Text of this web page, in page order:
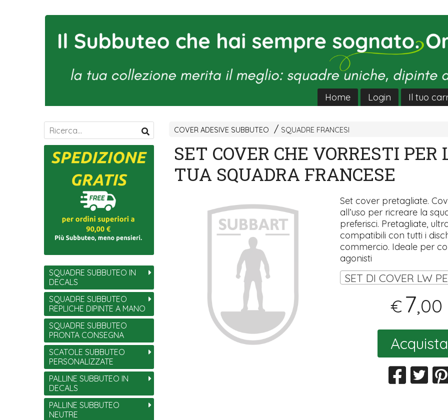
Home Login Il tuo
COVER ADESIVE SUBBUTEO SQUADRE FRANCESI
SET COVER CHE VORRESTI PER
TUA SQUADRA FRANCESE
Set cover pretagliate.
all’uso per ricreare la
preferisci. Pretagliate,
compatibili con tutti i
commercio. Ideale per
agonisti
€ 7,00
Acquista
SQUADRE SUBBUTEO IN
DECALS
SQUADRE SUBBUTEO
REPLICHE DIPINTE A MANO
SQUADRE SUBBUTEO
PRONTA CONSEGNA
SCATOLE SUBBUTEO
PERSONALIZZATE
PALLINE SUBBUTEO IN
DECALS
PALLINE SUBBUTEO
NEUTRE